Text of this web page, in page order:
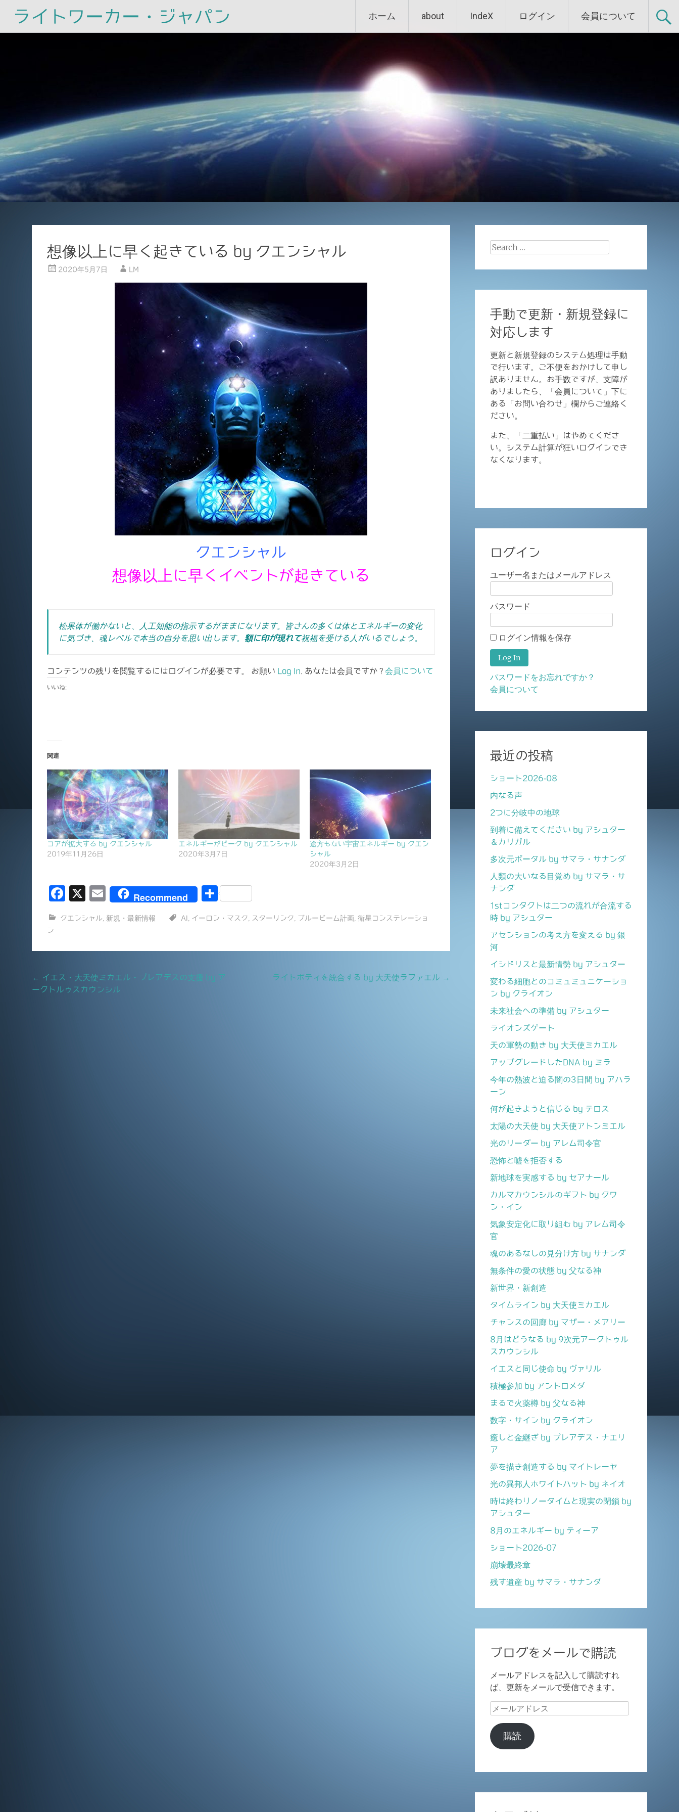
ライトワーカー・ジャパン
to
ホーム about IndeX ログイン 会員について
想像以上に早く起きている by クエンシャル
2020年5月7日 LM
クエンシャル
想像以上に早くイベントが起きている
松果体が働かないと、人工知能の指示するがままになります。皆さんの多くは体とエネルギーの変化
に気づき、魂レベルで本当の自分を思い出します。 額に印が現れて祝福を受ける人がいるでしょう。
コンテンツの残りを閲覧するにはログインが必要です。 お願い Log In . あなたは会員ですか ? 会員について
いいね:
関連
コアが拡大する by クエンシャル
2019年11月26日
エネルギーがピーク by クエンシャル
2020年3月7日
途方もない宇宙エネルギー by クエン
シャル
2020年3月2日
F
c
o
o
X
E
ai
Recommend
共
クエンシャル 新規・最新情報 AI イーロン・マスク スターリンク ブルービーム計画 衛星コンステレーショ
ン
Post
navigation
← イエス・大天使ミカエル・プレアデスの支援 by ア
ークトルゥスカウンシル
ライトボディを統合する by 大天使ラファエル →
Search
手動で更新・新規登録に
対応します
更新と新規登録のシステム処理は手動
で行います。ご不便をおかけして申し
訳ありません。お手数ですが、支障が
ありましたら、「会員について」下に
ある「お問い合わせ」欄からご連絡く
ださい。
また、「二重払い」はやめてくださ
い。システム計算が狂いログインでき
なくなります。
ログイン
ユーザー名またはメールアドレス
パスワード
ログイン情報を保存
パスワードをお忘れですか？
会員について
最近の投稿
ショート2026-08
内なる声
2つに分岐中の地球
到着に備えてください by アシュター
＆カリガル
多次元ポータル by サマラ・サナンダ
人類の大いなる目覚め by サマラ・サ
ナンダ
1stコンタクトは二つの流れが合流する
時 by アシュター
アセンションの考え方を変える by 銀
河
イシドリスと最新情勢 by アシュター
変わる細胞とのコミュミュニケーショ
ン by クライオン
未来社会への準備 by アシュター
ライオンズゲート
天の軍勢の動き by 大天使ミカエル
アップグレードしたDNA by ミラ
今年の熱波と迫る闇の3日間 by アハラ
ーン
何が起きようと信じる by テロス
太陽の大天使 by 大天使アトンミエル
光のリーダー by アレム司令官
恐怖と嘘を拒否する
新地球を実感する by セアナール
カルマカウンシルのギフト by クワ
ン・イン
気象安定化に取り組む by アレム司令
官
魂のあるなしの見分け方 by サナンダ
無条件の愛の状態 by 父なる神
新世界・新創造
タイムライン by 大天使ミカエル
チャンスの回廊 by マザー・メアリー
8月はどうなる by 9次元アークトゥル
スカウンシル
イエスと同じ使命 by ヴァリル
積極参加 by アンドロメダ
まるで火薬樽 by 父なる神
数字・サイン by クライオン
癒しと金継ぎ by プレアデス・ナエリ
ア
夢を描き創造する by マイトレーヤ
光の異邦人ホワイトハット by ネイオ
時は終わりノータイムと現実の閉鎖 by
アシュター
8月のエネルギー by ティーア
ショート2026-07
崩壊最終章
残す遺産 by サマラ・サナンダ
ブログをメールで購読
メールアドレスを記入して購読すれ
ば、更新をメールで受信できます。
メ
ル
ア
購読